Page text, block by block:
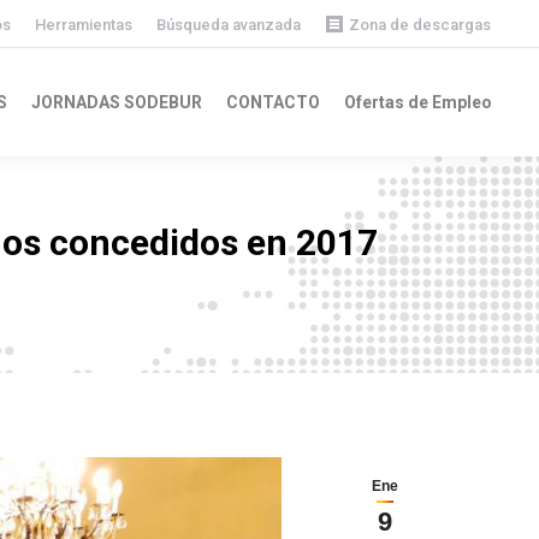
Herramientas Búsqueda avanzada Zona de descargas
JORNADAS SODEBUR CONTACTO Ofertas de Empleo
concedidos en 2017
Ene
9